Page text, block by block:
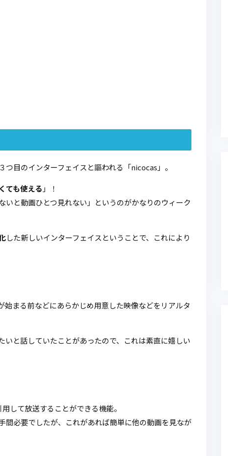
つ目のインターフェイスと謳われる「nicocas」。
ても使える 」！
いと動画ひとつ見れない」というのがかなりのウィーク
した新しいインターフェイスということで、これにより
始まる前などにあらかじめ用意した映像などをリアルタ
いと話していたことがあったので、これは素直に嬉しい
して放送することができる機能。
間必要でしたが、これがあれば簡単に他の動画を見なが